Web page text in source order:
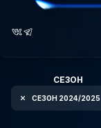
СЕЗОН
СЕЗОН 2024/2025